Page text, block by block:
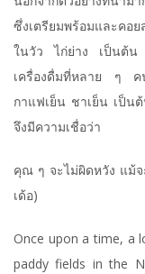
ซึ่งเตรียมพร้อมและคอย
ในวัว ไก่ย่าง เป็นต้น
เครื่องดื่มที่หลาย ๆ ค
กาแฟเย็น ชาเย็น เป็น
จึงมีความเชื่อว่า
คุณ ๆ จะไม่ผิดหวัง แม้
เด้อ)
Once upon a time, a
paddy fields in the